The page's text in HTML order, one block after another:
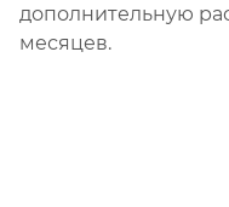
дополнительную
месяцев.